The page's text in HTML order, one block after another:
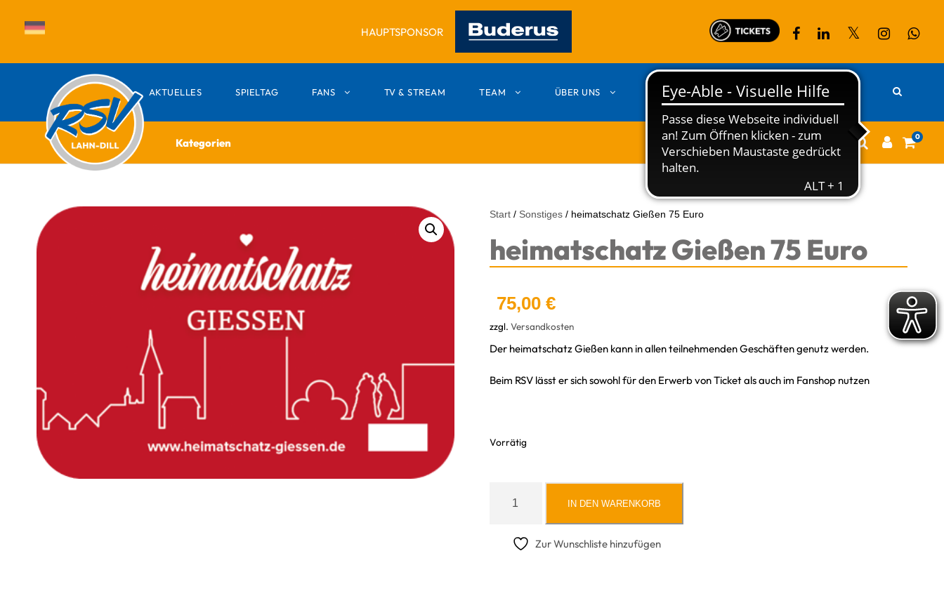
HAUPTSPONSOR
AKTUELLES SPIELTAG FANS TV & STREAM TEAM ÜBER UNS PARTNER KONTAKT
Kategorien 0
Start/ Sonstiges/ heimatschatz Gießen 75 Euro
heimatschatz Gießen 75 Euro
75,00 €
zzgl. Versandkosten
Der heimatschatz Gießen kann in allen teilnehmenden Geschäften genutz werden.
Beim RSV lässt er sich sowohl für den Erwerb von Ticket als auch im Fanshop nutzen
Vorrätig
IN DEN WARENKORB
Zur Wunschliste hinzufügen